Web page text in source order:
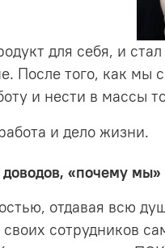
для себя, и
После того, как мы
и нести в массы
и дело жизни.
«почему мы»
отдавая всю
сотрудников